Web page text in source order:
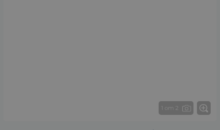
1 от 2